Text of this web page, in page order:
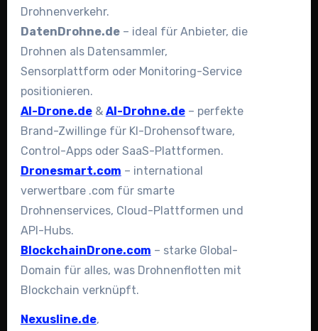
Drohnenverkehr.
DatenDrohne.de– ideal für Anbieter, die
Drohnen als Datensammler,
Sensorplattform oder Monitoring-Service
positionieren.
AI-Drone.de& AI-Drohne.de– perfekte
Brand-Zwillinge für KI-Drohensoftware,
Control-Apps oder SaaS-Plattformen.
Dronesmart.com – international
verwertbare .com für smarte
Drohnenservices, Cloud-Plattformen und
API-Hubs.
BlockchainDrone.com – starke Global-
Domain für alles, was Drohnenflotten mit
Blockchain verknüpft.
Nexusline.de,